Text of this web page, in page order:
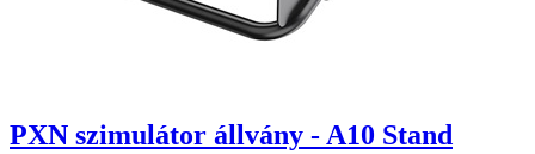
PXN szimulátor állvány - A10 Stand